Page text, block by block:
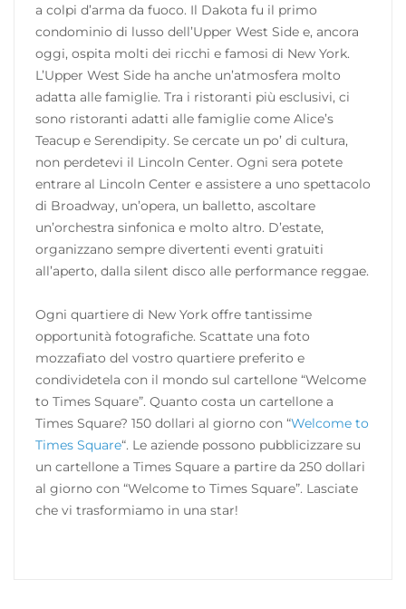
a colpi d’arma da fuoco. Il Dakota fu il primo
condominio di lusso dell’Upper West Side e, ancora
oggi, ospita molti dei ricchi e famosi di New York.
L’Upper West Side ha anche un’atmosfera molto
adatta alle famiglie. Tra i ristoranti più esclusivi, ci
sono ristoranti adatti alle famiglie come Alice’s
Teacup e Serendipity. Se cercate un po’ di cultura,
non perdetevi il Lincoln Center. Ogni sera potete
entrare al Lincoln Center e assistere a uno spettacolo
di Broadway, un’opera, un balletto, ascoltare
un’orchestra sinfonica e molto altro. D’estate,
organizzano sempre divertenti eventi gratuiti
all’aperto, dalla silent disco alle performance reggae.
Ogni quartiere di New York offre tantissime
opportunità fotografiche. Scattate una foto
mozzafiato del vostro quartiere preferito e
condividetela con il mondo sul cartellone “Welcome
to Times Square”. Quanto costa un cartellone a
Times Square? 150 dollari al giorno con “Welcome to
Times Square“. Le aziende possono pubblicizzare su
un cartellone a Times Square a partire da 250 dollari
al giorno con “Welcome to Times Square”. Lasciate
che vi trasformiamo in una star!